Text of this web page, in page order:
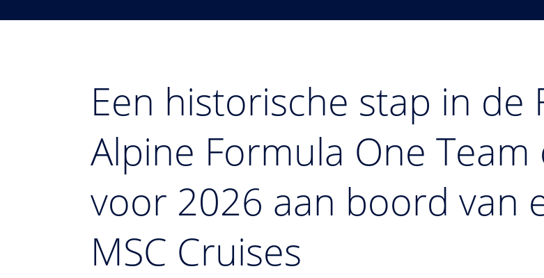
Een historische stap in de
Alpine Formula One
voor 2026 aan boord van
MSC Cruises